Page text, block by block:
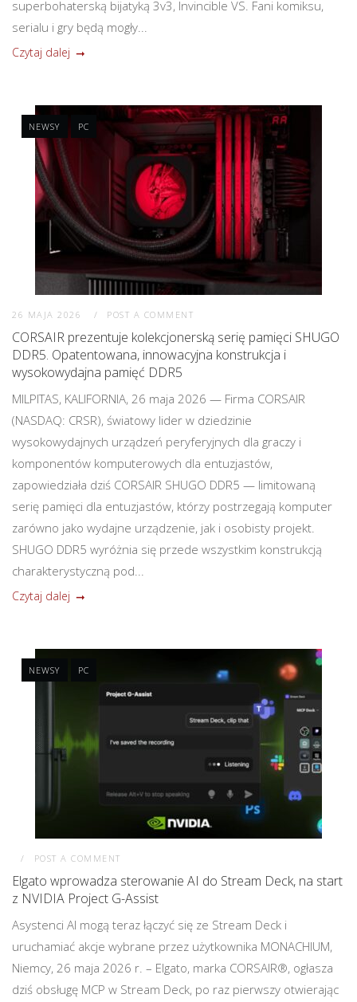
superbohaterską bijatyką 3v3, Invincible VS. Fani komiksu,
serialu i gry będą mogły...
Czytaj dalej
NEWSY PC
26 MAJA 2026 POST A COMMENT
CORSAIR prezentuje kolekcjonerską serię pamięci SHUGO
DDR5. Opatentowana, innowacyjna konstrukcja i
wysokowydajna pamięć DDR5
MILPITAS, KALIFORNIA, 26 maja 2026 — Firma CORSAIR
(NASDAQ: CRSR), światowy lider w dziedzinie
wysokowydajnych urządzeń peryferyjnych dla graczy i
komponentów komputerowych dla entuzjastów,
zapowiedziała dziś CORSAIR SHUGO DDR5 — limitowaną
serię pamięci dla entuzjastów, którzy postrzegają komputer
zarówno jako wydajne urządzenie, jak i osobisty projekt.
SHUGO DDR5 wyróżnia się przede wszystkim konstrukcją
charakterystyczną pod...
Czytaj dalej
NEWSY PC
POST A COMMENT
Elgato wprowadza sterowanie AI do Stream Deck, na start
z NVIDIA Project G-Assist
Asystenci AI mogą teraz łączyć się ze Stream Deck i
uruchamiać akcje wybrane przez użytkownika MONACHIUM,
Niemcy, 26 maja 2026 r. – Elgato, marka CORSAIR®, ogłasza
dziś obsługę MCP w Stream Deck, po raz pierwszy otwierając